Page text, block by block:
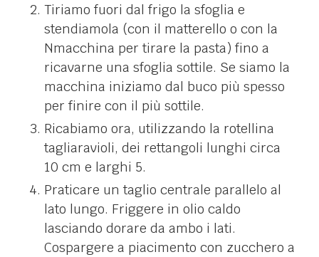
Tiriamo fuori dal frigo la sfoglia e
stendiamola (con il matterello o con la
Nmacchina per tirare la pasta) fino a
ricavarne una sfoglia sottile. Se siamo la
macchina iniziamo dal buco più spesso
per finire con il più sottile.
Ricabiamo ora, utilizzando la rotellina
tagliaravioli, dei rettangoli lunghi circa
10 cm e larghi 5.
Praticare un taglio centrale parallelo al
lato lungo. Friggere in olio caldo
lasciando dorare da ambo i lati.
Cospargere a piacimento con zucchero a